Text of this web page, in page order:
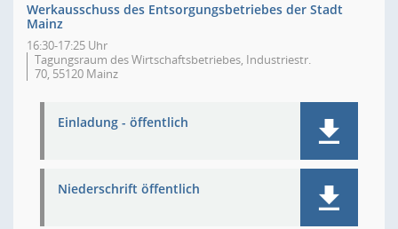
Werkausschuss des Entsorgungsbetriebes der Stadt
Mainz
16:30-17:25 Uhr
Tagungsraum des Wirtschaftsbetriebes, Industriestr.
70, 55120 Mainz
Einladung - öffentlich
Niederschrift öffentlich